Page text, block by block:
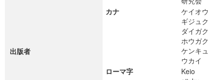
出版者
カナ
ケイオウ
ギジュク
ダイガク
ホウガク
ケンキュ
ウカイ
ローマ字
Keio